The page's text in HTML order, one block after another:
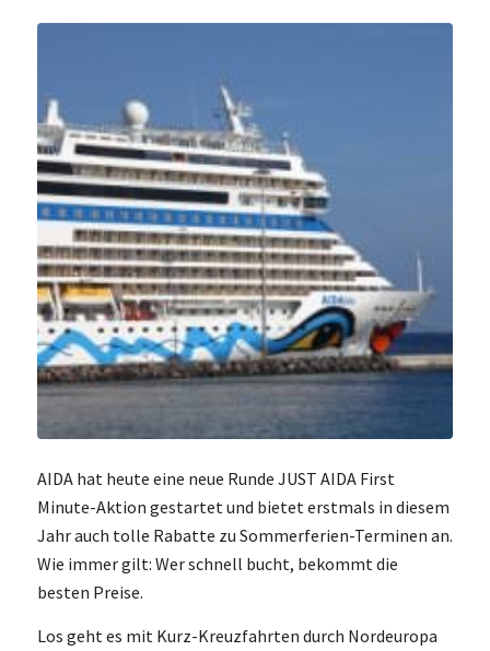
AIDA hat heute eine neue Runde JUST AIDA First
Minute-Aktion gestartet und bietet erstmals in diesem
Jahr auch tolle Rabatte zu Sommerferien-Terminen an.
Wie immer gilt: Wer schnell bucht, bekommt die
besten Preise.
Los geht es mit Kurz-Kreuzfahrten durch Nordeuropa